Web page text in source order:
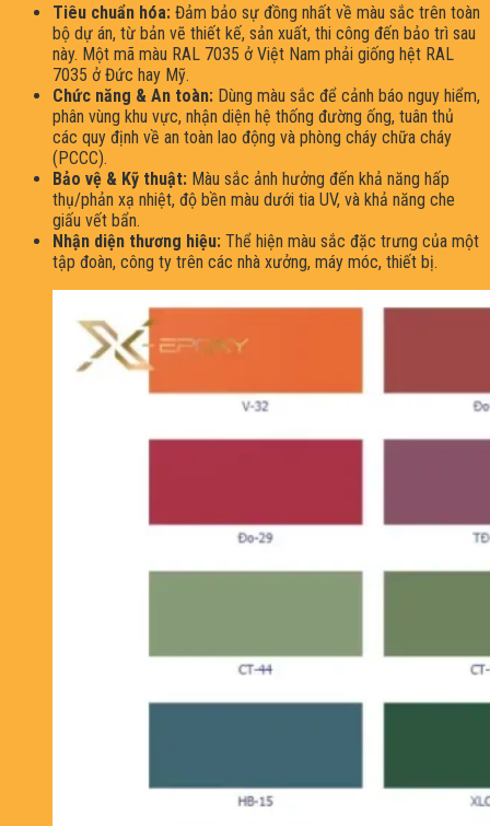
Tiêu chuẩn hóa: Đảm bảo sự đồng nhất về màu sắc trên toàn
bộ dự án, từ bản vẽ thiết kế, sản xuất, thi công đến bảo trì sau
này. Một mã màu RAL 7035 ở Việt Nam phải giống hệt RAL
7035 ở Đức hay Mỹ.
Chức năng & An toàn: Dùng màu sắc để cảnh báo nguy hiểm,
phân vùng khu vực, nhận diện hệ thống đường ống, tuân thủ
các quy định về an toàn lao động và phòng cháy chữa cháy
(PCCC).
Bảo vệ & Kỹ thuật: Màu sắc ảnh hưởng đến khả năng hấp
thụ/phản xạ nhiệt, độ bền màu dưới tia UV, và khả năng che
giấu vết bẩn.
Nhận diện thương hiệu: Thể hiện màu sắc đặc trưng của một
tập đoàn, công ty trên các nhà xưởng, máy móc, thiết bị.